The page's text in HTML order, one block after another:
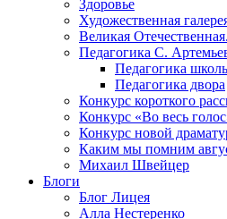
Здоровье
Художественная
Великая
Педагогика С.
Педагогика
Педагогика двора
Конкурс короткого
Конкурс «Во весь
Конкурс новой
Каким мы помним
Михаил Швейцер
Блоги
Блог Лицея
Алла Нестеренко